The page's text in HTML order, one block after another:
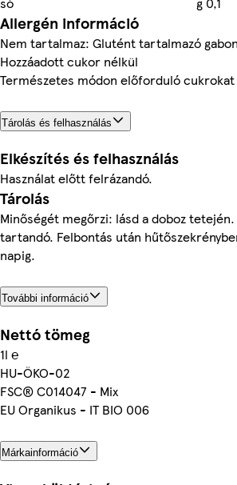
Allergén információ
Nem tartalmaz: Glutént tartalmazó
Hozzáadott cukor nélkül
Természetes módon előforduló
Tárolás és felhasználás
Elkészítés és felhasználás
Használat előtt felrázandó.
Tárolás
Minőségét megőrzi: lásd a doboz
tartandó. Felbontás után
napig.
További információ
Nettó tömeg
1l ℮
HU-ÖKO-02
FSC® C014047 - Mix
EU Organikus - IT BIO 006
Márkainformáció